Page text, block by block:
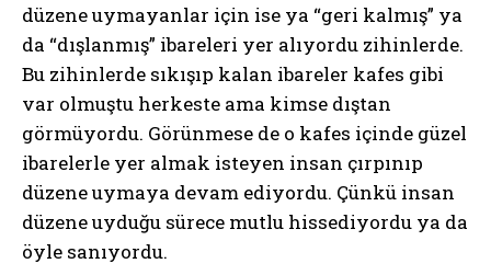
düzene uymayanlar için ise ya “geri kalmış” ya
da “dışlanmış” ibareleri yer alıyordu zihinlerde.
Bu zihinlerde sıkışıp kalan ibareler kafes gibi
var olmuştu herkeste ama kimse dıştan
görmüyordu. Görünmese de o kafes içinde güzel
ibarelerle yer almak isteyen insan çırpınıp
düzene uymaya devam ediyordu. Çünkü insan
düzene uyduğu sürece mutlu hissediyordu ya da
öyle sanıyordu.